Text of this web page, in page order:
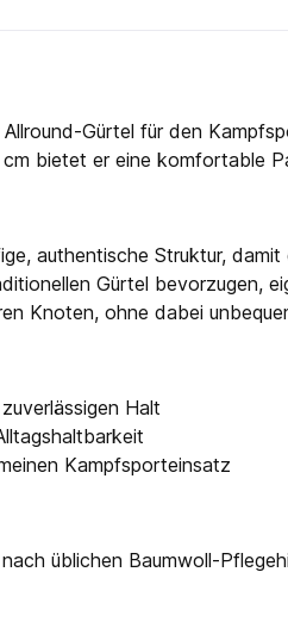
Gürtel für den
bietet er eine komfortable
authentische Struktur,
Gürtel bevorzugen,
Knoten, ohne dabei
Halt
Kampfsporteinsatz
üblichen Baumwoll-